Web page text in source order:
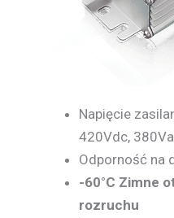
Napięcie
420Vdc,
Odporność na
-60°C Zimne
rozruchu